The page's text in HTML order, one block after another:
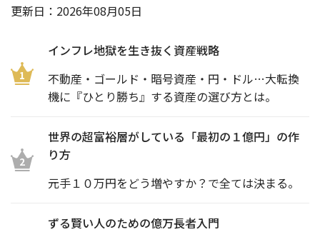
更新日： 2026年08月05日
1
インフレ地獄を生き抜く資産戦略
不動産・ゴールド・暗号資産・円・ドル…大転換
機に『ひとり勝ち』する資産の選び方とは。
2
世界の超富裕層がしている「最初の１億円」の作
り方
元手１０万円をどう増やすか？で全ては決まる。
ずる賢い人のための億万長者入門